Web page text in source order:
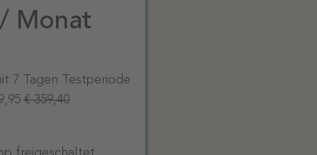
Monat
7 Tagen Testperiode
€ 359,40